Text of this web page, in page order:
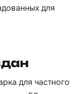
для
для частного